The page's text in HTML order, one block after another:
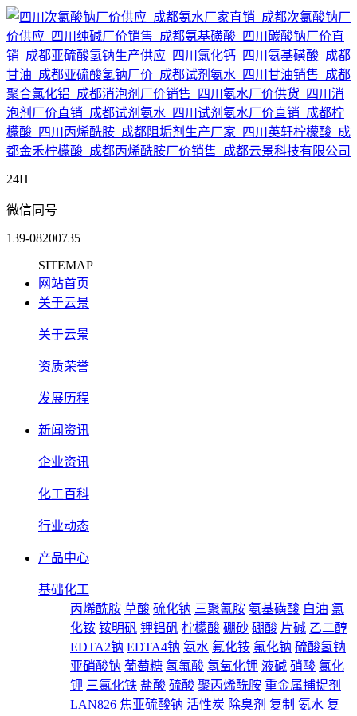
24H
微信同号
139-08200735
SITEMAP
网站首页
关于云景
关于云景
资质荣誉
发展历程
新闻资讯
企业资讯
化工百科
行业动态
产品中心
基础化工
丙烯酰胺 草酸 硫化钠 三聚氰胺 氨基磺酸 白油 氯
化铵 铵明矾 钾铝矾 柠檬酸 硼砂 硼酸 片碱 乙二醇
EDTA2钠 EDTA4钠 氨水 氟化铵 氟化钠 硫酸氢钠
亚硝酸钠 葡萄糖 氢氟酸 氢氧化钾 液碱 硝酸 氯化
钾 三氯化铁 盐酸 硫酸 聚丙烯酰胺 重金属捕捉剂
LAN826 焦亚硫酸钠 活性炭 除臭剂 复制 氨水 复